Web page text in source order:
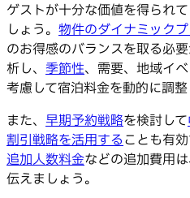
ゲストが十分な価値を得られ
しょう。 物件のダイナミック
のお得感のバランスを取る必要
析し、 季節性、需要、地域イ
考慮して宿泊料金を動的に調整
また、 早期予約戦略を検討して
割引戦略を活用することも有
追加人数料金などの追加費用
伝えましょう。